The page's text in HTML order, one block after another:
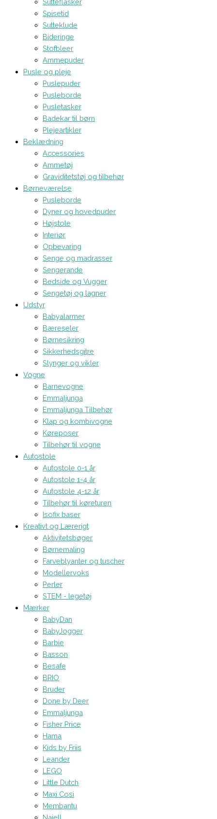
Spisetid
Sutteklude
Bideringe
Stofbleer
Ammepuder
Pusle og pleje
Puslepuder
Pusleborde
Pusletasker
Badekar til børn
Plejeartikler
Beklædning
Accessories
Ammetøj
Graviditetstøj og tilbehør
Børneværelse
Pusleborde
Dyner og hovedpuder
Højstole
Interiør
Opbevaring
Senge og madrasser
Sengerande
Bedside og Vugger
Sengetøj og lagner
Udstyr
Babyalarmer
Bæreseler
Børnesikring
Sikkerhedsgitre
Slynger og vikler
Vogne
Barnevogne
Emmaljunga
Emmaljunga Tilbehør
Klap og kombivogne
Køreposer
Tilbehør til vogne
Autostole
Autostole 0-1 år
Autostole 1-4 år
Autostole 4-12 år
Tilbehør til køreturen
Isofix baser
Kreativt og Lærerigt
Aktivitetsbøger
Børnemaling
Farveblyanter og tuscher
Modellervoks
Perler
STEM - legetøj
Mærker
BabyDan
BabyJogger
Barbie
Basson
Besafe
BRIO
Bruder
Done by Deer
Emmaljunga
Fisher Price
Hama
Kids by Friis
Leander
LEGO
Little Dutch
Maxi Cosi
Membantu
Najell